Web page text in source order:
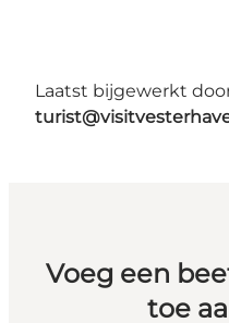
Laatst bijgewerkt
Voeg een
toe